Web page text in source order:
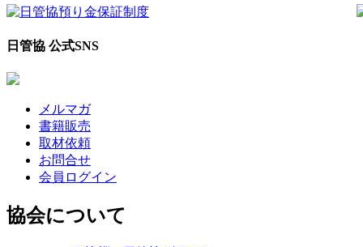
日管協 公式SNS
メルマガ
書籍販売
取材依頼
お問合せ
会員ログイン
協会について